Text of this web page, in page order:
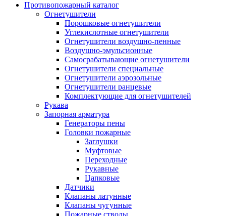
Противопожарный каталог
Огнетушители
Порошковые огнетушители
Углекислотные огнетушители
Огнетушители воздушно-пенные
Воздушно-эмульсионные
Самосрабатывающие огнетушители
Огнетушители специальные
Огнетушители аэрозольные
Огнетушители ранцевые
Комплектующие для огнетушителей
Рукава
Запорная арматура
Генераторы пены
Головки пожарные
Заглушки
Муфтовые
Переходные
Рукавные
Цапковые
Датчики
Клапаны латунные
Клапаны чугунные
Пожарные стволы